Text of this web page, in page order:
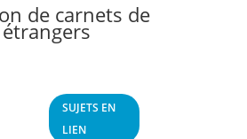
de carnets de
SUJETS EN
LIEN